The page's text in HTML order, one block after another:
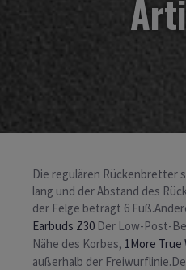
Die regulären Rückenbretter
lang und der Abstand des
der Felge beträgt 6
Earbuds Z30 Der Low-Post-
Nähe des Korbes, 1More
außerhalb der